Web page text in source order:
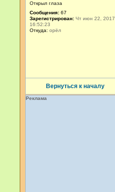
Открыл глаза
Сообщения: 67
Зарегистрирован: Чт июн 22, 2017
16:52:23
Откуда: орёл
Вернуться к началу
Реклама